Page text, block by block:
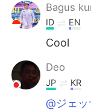
Bagus
ID EN
Cool
Deo
JP KR
@ジェ